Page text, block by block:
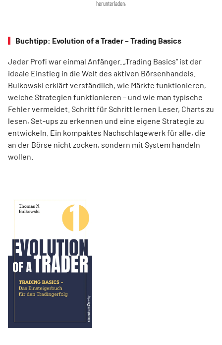
herunterladen.
Buchtipp: Evolution of a Trader – Trading Basics
Jeder Profi war einmal Anfänger. „Trading Basics“ ist der
ideale Einstieg in die Welt des aktiven Börsenhandels.
Bulkowski erklärt verständlich, wie Märkte funktionieren,
welche Strategien funktionieren – und wie man typische
Fehler vermeidet. Schritt für Schritt lernen Leser, Charts zu
lesen, Set-ups zu erkennen und eine eigene Strategie zu
entwickeln. Ein kompaktes Nachschlagewerk für alle, die
an der Börse nicht zocken, sondern mit System handeln
wollen.